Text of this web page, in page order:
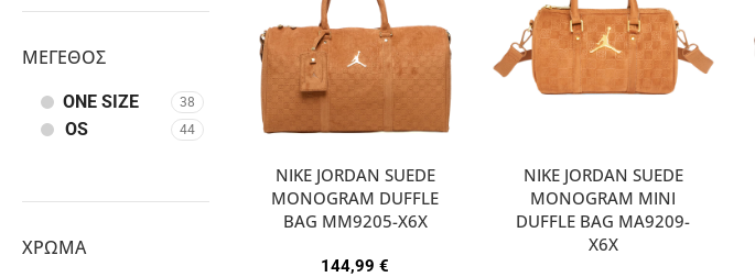
ΜΈΓΕΘΟΣ
ONE SIZE 38
OS 44
ΧΡΏΜΑ
NIKE JORDAN SUEDE
MONOGRAM DUFFLE
BAG MM9205-X6X
144,99€
NIKE JORDAN SUEDE
MONOGRAM MINI
DUFFLE BAG MA9209-
X6X